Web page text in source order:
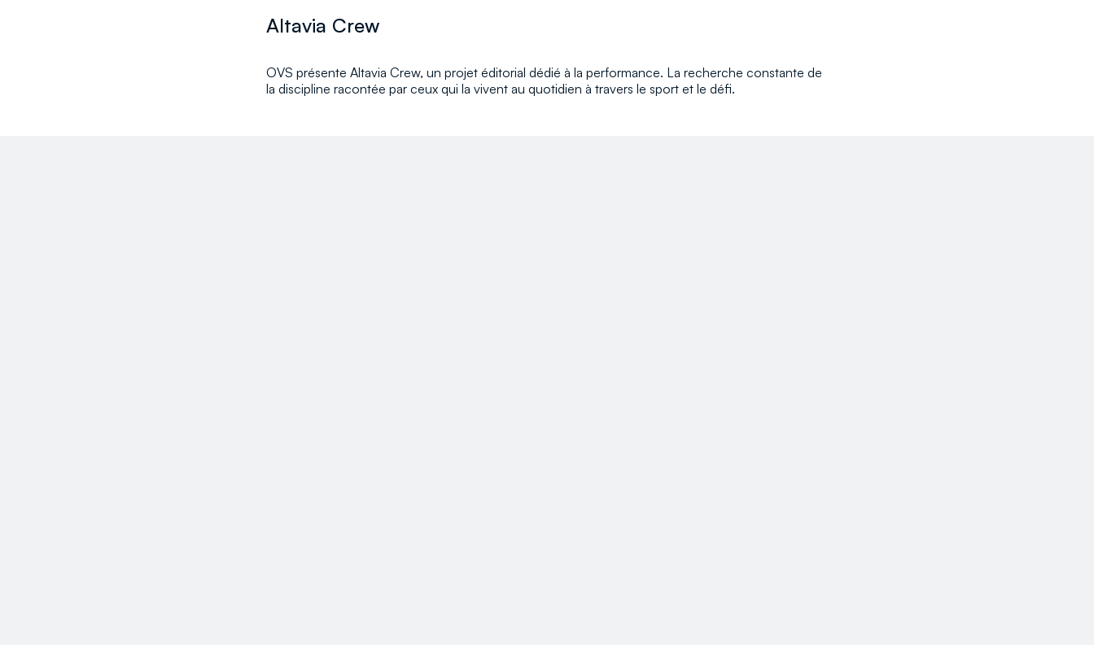
Altavia Crew
OVS présente Altavia Crew, un projet éditorial dédié à la performance. La recherche constante de
la discipline racontée par ceux qui la vivent au quotidien à travers le sport et le défi.